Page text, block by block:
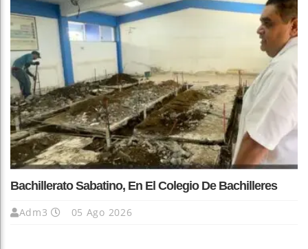
Bachillerato Sabatino, En El Colegio De Bachilleres
Adm3 05 Ago 2026